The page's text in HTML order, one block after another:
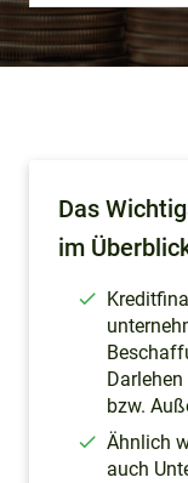
Das
im
bzw.
Ähnlich
auch